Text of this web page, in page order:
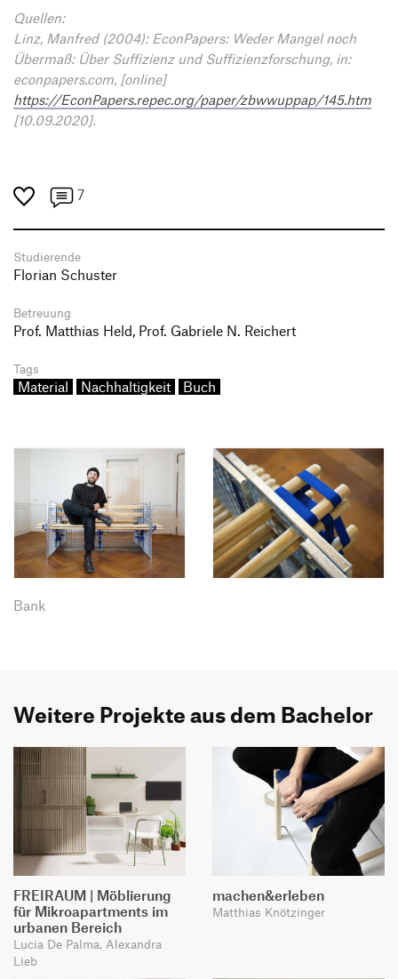
Quellen:
Linz, Manfred (2004): EconPapers: Weder Mangel noch
Übermaß: Über Suffizienz und Suffizienzforschung, in:
econpapers.com, [online]
https://EconPapers.repec.org/paper/zbwwuppap/145.htm
[10.09.2020].
7
Studierende
Florian Schuster
Betreuung
Prof. Matthias Held, Prof. Gabriele N. Reichert
Tags
Material Nachhaltigkeit Buch
Bank
Weitere Projekte aus dem Bachelor
FREIRAUM | Möblierung
für Mikroapartments im
urbanen Bereich
Lucia De Palma, Alexandra
Lieb
machen&erleben
Matthias Knötzinger